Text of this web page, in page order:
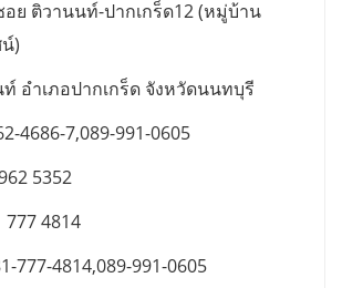
ย ติวานนท์-ปากเกร็ด12 (หมู่บ้าน
)
อำเภอปากเกร็ด จังหวัดนนทบุรี
4686-7,089-991-0605
5352
4814
777-4814,089-991-0605